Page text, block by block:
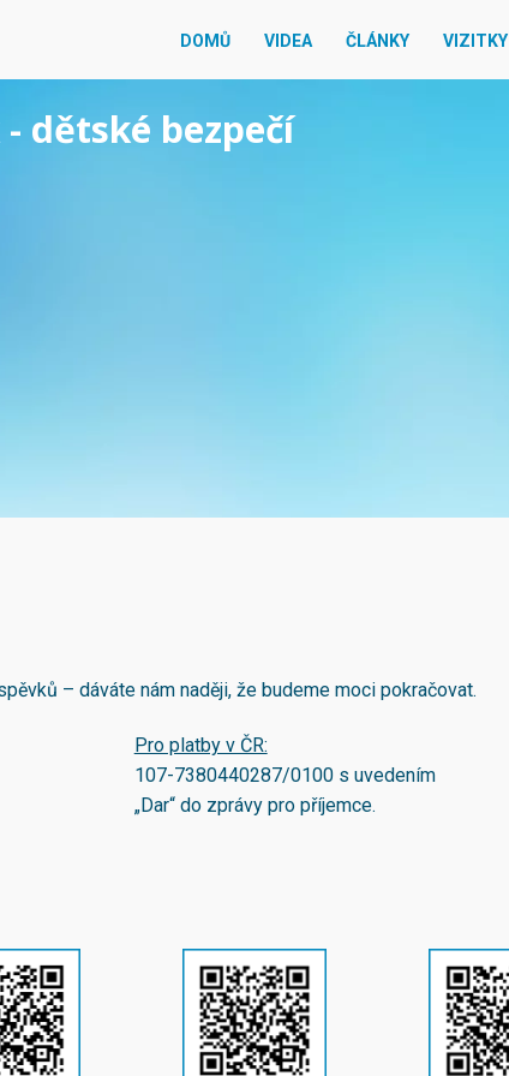
DOMŮ VIDEA ČLÁNKY VIZITKY
dětské bezpečí
– dáváte nám naději, že budeme moci pokračovat.
Pro platby v ČR:
107-7380440287/0100s uvedením
„Dar“ do zprávy pro příjemce.